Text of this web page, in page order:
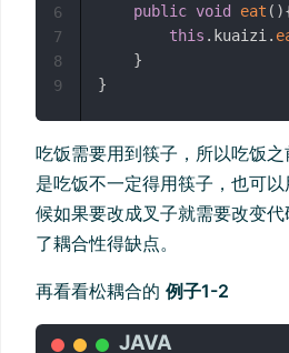
public void eat ( )
this . kuaizi .
}
}
6
7
8
9
吃饭需要用到筷子，所以吃饭
是吃饭不一定得用筷子，也可
候如果要改成叉子就需要改变
了耦合性得缺点。
再看看松耦合的 例子1-2